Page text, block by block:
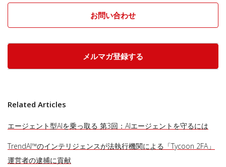
お問い合わせ
メルマガ登録する
Related Articles
エージェント型AIを乗っ取る 第3回：AIエージェントを守るには
TrendAI™のインテリジェンスが法執行機関による「Tycoon 2FA」
運営者の逮捕に貢献